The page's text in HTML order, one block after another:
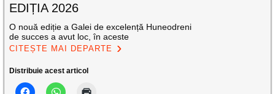
EDIȚIA 2026
O nouă ediție a Galei de excelență Huneodreni
de succes a avut loc, în aceste
CITEȘTE MAI DEPARTE
Distribuie acest articol